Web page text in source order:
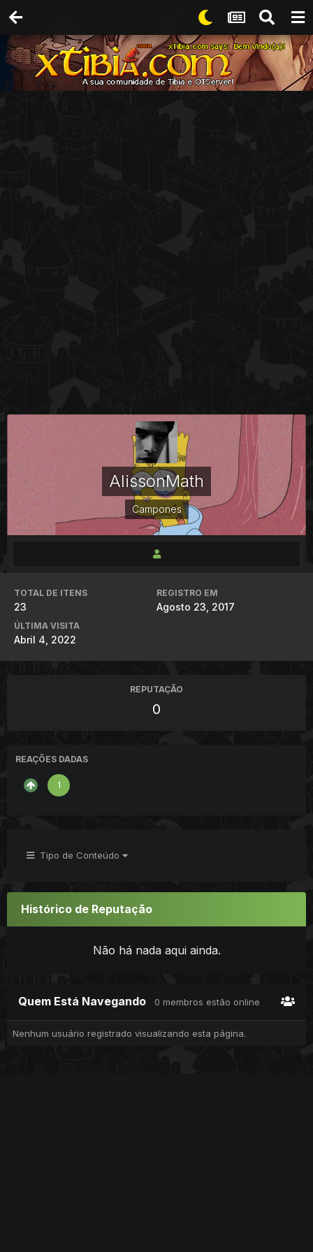
AlissonMath
Campones
TOTAL DE ITENS
23
REGISTRO EM
Agosto 23, 2017
ÚLTIMA VISITA
Abril 4, 2022
REPUTAÇÃO
0
REAÇÕES DADAS
1
Tipo de Conteúdo
Histórico de Reputação
Não há nada aqui ainda.
Quem Está Navegando 0 membros estão online
Nenhum usuário registrado visualizando esta página.